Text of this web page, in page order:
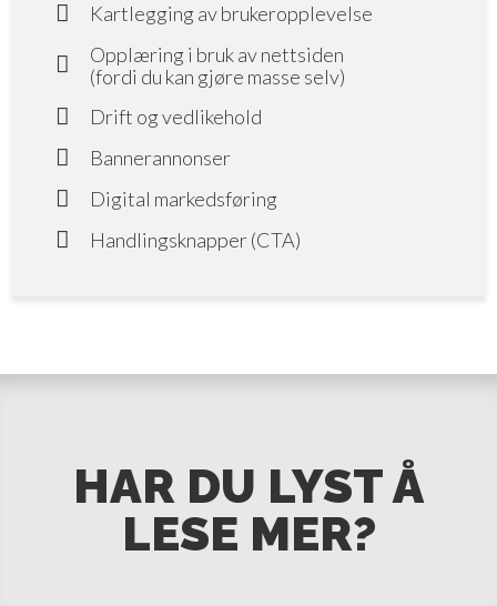
Kartlegging av brukeropplevelse
Opplæring i bruk av nettsiden
(fordi du kan gjøre masse selv)
Drift og vedlikehold
Bannerannonser
Digital markedsføring
Handlingsknapper (CTA)
HAR DU LYST Å
LESE MER?